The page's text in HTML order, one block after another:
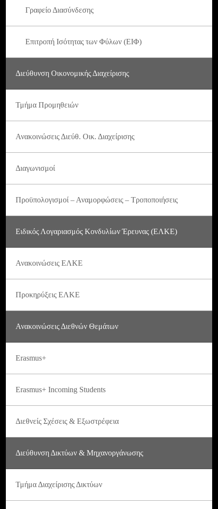
Γραφείο Διασύνδεσης
Επιτροπή Ισότητας των Φύλων (ΕΙΦ)
Διεύθυνση Οικονομικής Διαχείρισης
Τμήμα Προμηθειών
Ανακοινώσεις Διεύθ. Οικ. Διαχείρισης
Διαγωνισμοί
Προϋπολογισμοί – Αναμορφώσεις – Τροποποιήσεις
Ειδικός Λογαριασμός Κονδυλίων Έρευνας (ΕΛΚΕ)
Ανακοινώσεις ΕΛΚΕ
Προκηρύξεις ΕΛΚΕ
Ανακοινώσεις Διεθνών Θεμάτων
Erasmus+
Erasmus+ Incoming Students
Διεθνείς Σχέσεις & Εξωστρέφεια
Διεύθυνση Δικτύων & Μηχανοργάνωσης
Τμήμα Διαχείρισης Δικτύων